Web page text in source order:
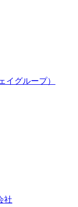
イグループ）
社